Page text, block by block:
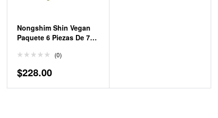
Nongshim Shin Vegan
Paquete 6 Piezas De 75
(0)
$228.00